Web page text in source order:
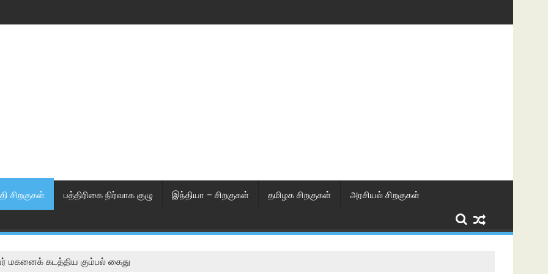
சிறகுகள் பத்திரிகை நிர்வாக குழு இந்தியா – சிறகுகள் தமிழக சிறகுகள் அரசியல் சிறகுகள்
மகனைக் கடத்திய கும்பல் கைது